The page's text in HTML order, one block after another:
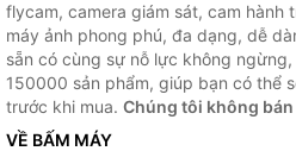
flycam, camera giám sát, cam hành
máy ảnh phong phú, đa dạng, dễ
sẵn có cùng sự nỗ lực không
150000 sản phẩm, giúp bạn có thể
trước khi mua. Chúng tôi không bán
VỀ BẤM MÁY